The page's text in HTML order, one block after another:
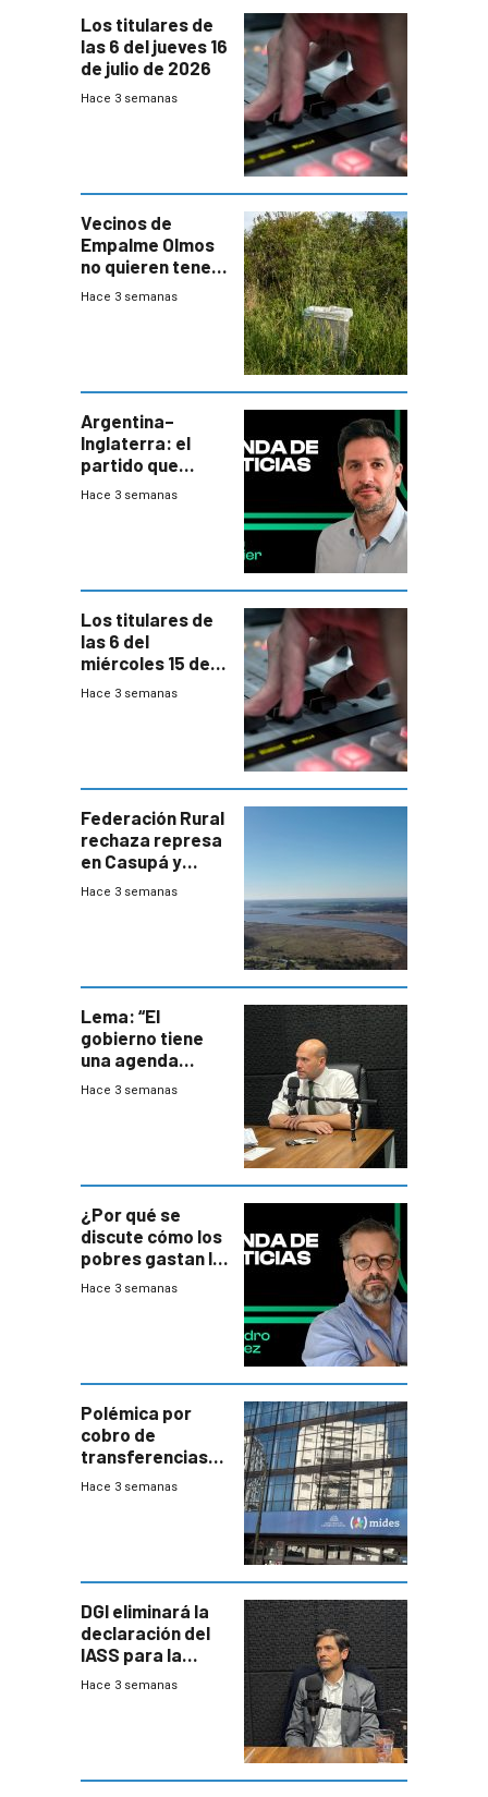
Los titulares de
las 6 del jueves 16
de julio de 2026
Hace 3 semanas
Vecinos de
Empalme Olmos
no quieren tener
cerca una planta
departamental
Hace 3 semanas
Argentina–
Inglaterra: el
partido que
nunca termina
Hace 3 semanas
Los titulares de
las 6 del
miércoles 15 de
julio de 2026
Hace 3 semanas
Federación Rural
rechaza represa
en Casupá y
firma demanda
Hace 3 semanas
Lema: “El
gobierno tiene
una agenda
destructiva”
Hace 3 semanas
¿Por qué se
discute cómo los
pobres gastan la
plata?
Hace 3 semanas
Polémica por
cobro de
transferencias
del Mides en
Hace 3 semanas
DGI eliminará la
declaración del
IASS para la
mayoría de los
Hace 3 semanas